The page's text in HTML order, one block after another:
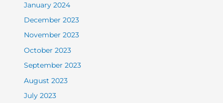
January 2024
December 2023
November 2023
October 2023
September 2023
August 2023
July 2023